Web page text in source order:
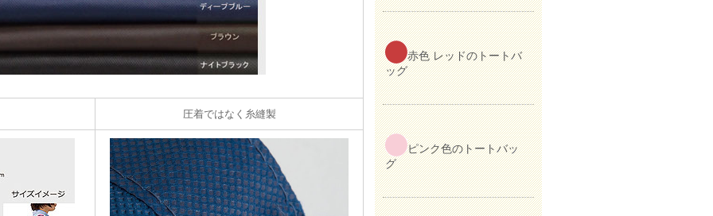
圧着ではなく糸縫製
赤色 レッドのトートバ
ッグ
ピンク色のトートバッ
グ